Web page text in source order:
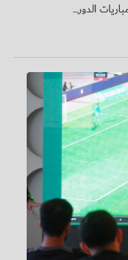
الدور...